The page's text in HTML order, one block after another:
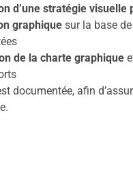
d’une stratégie visuelle
graphique sur la base
de la charte graphique
documentée, afin